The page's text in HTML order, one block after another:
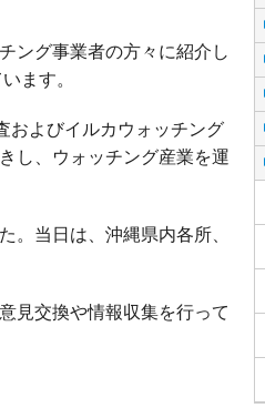
ング事業者の方々に紹介し
ます。
およびイルカウォッチング
し、ウォッチング産業を運
。当日は、沖縄県内各所、
見交換や情報収集を行って